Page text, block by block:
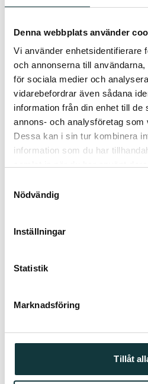
Denna webbplats använder
Vi använder enhetsidentifierare
och annonserna till
för sociala medier och
vidarebefordrar även sådana
information från din enhet till de
annons- och analysföretag som
Dessa kan i sin tur kombinera
information som du har
Nödvändig
Inställningar
Statistik
Marknadsföring
Tillåt
mer än gärna fler kvinnliga
till största delen består av
Är du redoatt anta denna
de egenskaper vi efterfrågar
ansöker viawww.rubino.se
personligt brev. Vill du veta
kontakta vår
telefon 0733-763930
, är ett Finskt
tillverkar och marknadsför
förläggnings system. Vår
kabelstegar, kabelrännor,
kontaktsken system av
Meka Pro Oy:s
huvudkontor finns i